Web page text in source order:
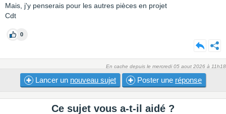
Mais, j'y penserais pour les autres pièces en projet
Cdt
0
En cache depuis le mercredi 05 aout 2026 à 11h18
Lancer un nouveau sujet Poster une réponse
Ce sujet vous a-t-il aidé ?